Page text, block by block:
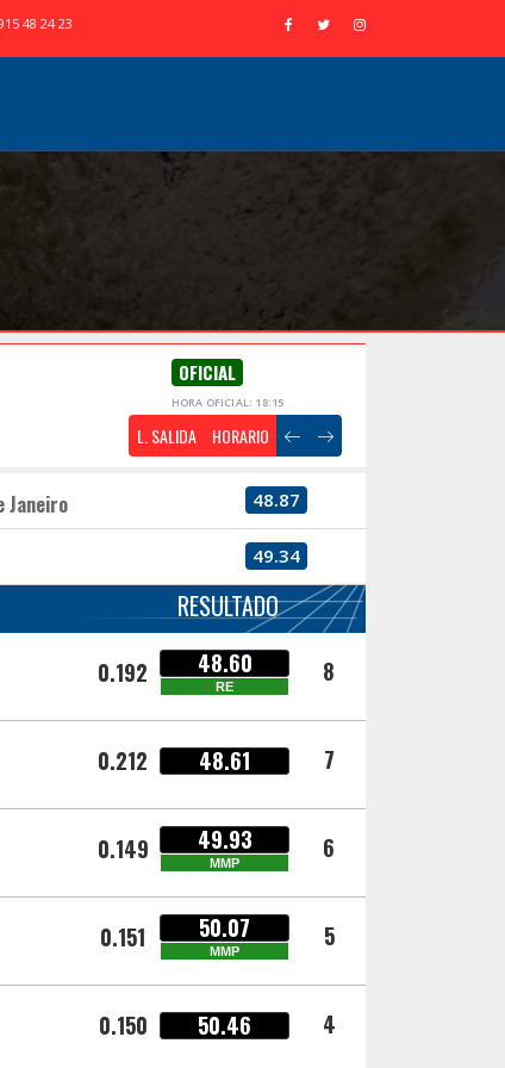
48 24 23
OFICIAL
HORA OFICIAL: 18:15
L. SALIDA HORARIO
Janeiro 48.87
49.34
RESULTADO
0.192 48.60
RE 8
0.212 48.61 7
0.149 49.93
MMP 6
0.151 50.07
MMP 5
0.150 50.46 4